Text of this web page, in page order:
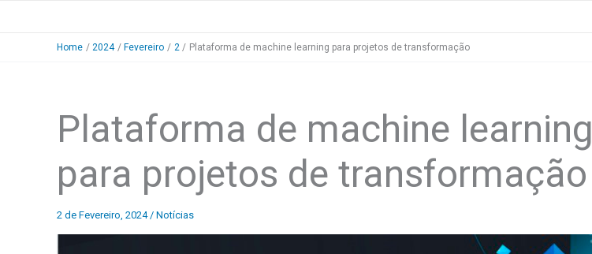
Home 2024 Fevereiro 2 Plataforma de machine learning para projetos de transformação
Plataforma de machine learning
para projetos de transformação
2 de Fevereiro, 2024 / Notícias